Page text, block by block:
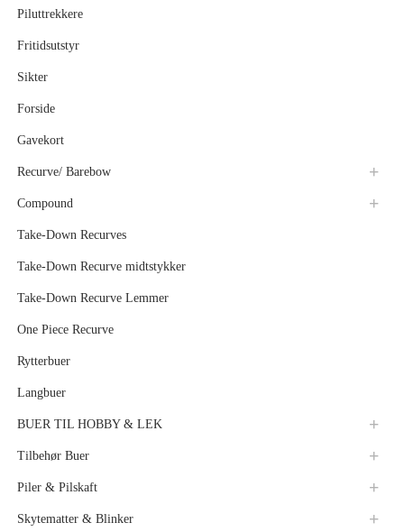
Piluttrekkere
Fritidsutstyr
Sikter
Forside
Gavekort
Recurve/ Barebow
Compound
Take-Down Recurves
Take-Down Recurve midtstykker
Take-Down Recurve Lemmer
One Piece Recurve
Rytterbuer
Langbuer
BUER TIL HOBBY & LEK
Tilbehør Buer
Piler & Pilskaft
Skytematter & Blinker